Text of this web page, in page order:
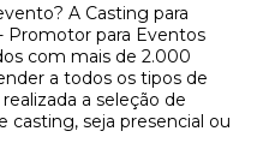
A Casting para
Promotor para Eventos
com mais de 2.000
a todos os tipos de
a seleção de
casting, seja presencial ou